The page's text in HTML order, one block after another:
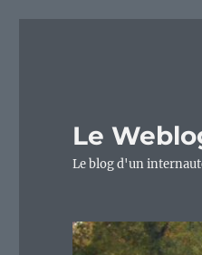
Le
Le blog d'un